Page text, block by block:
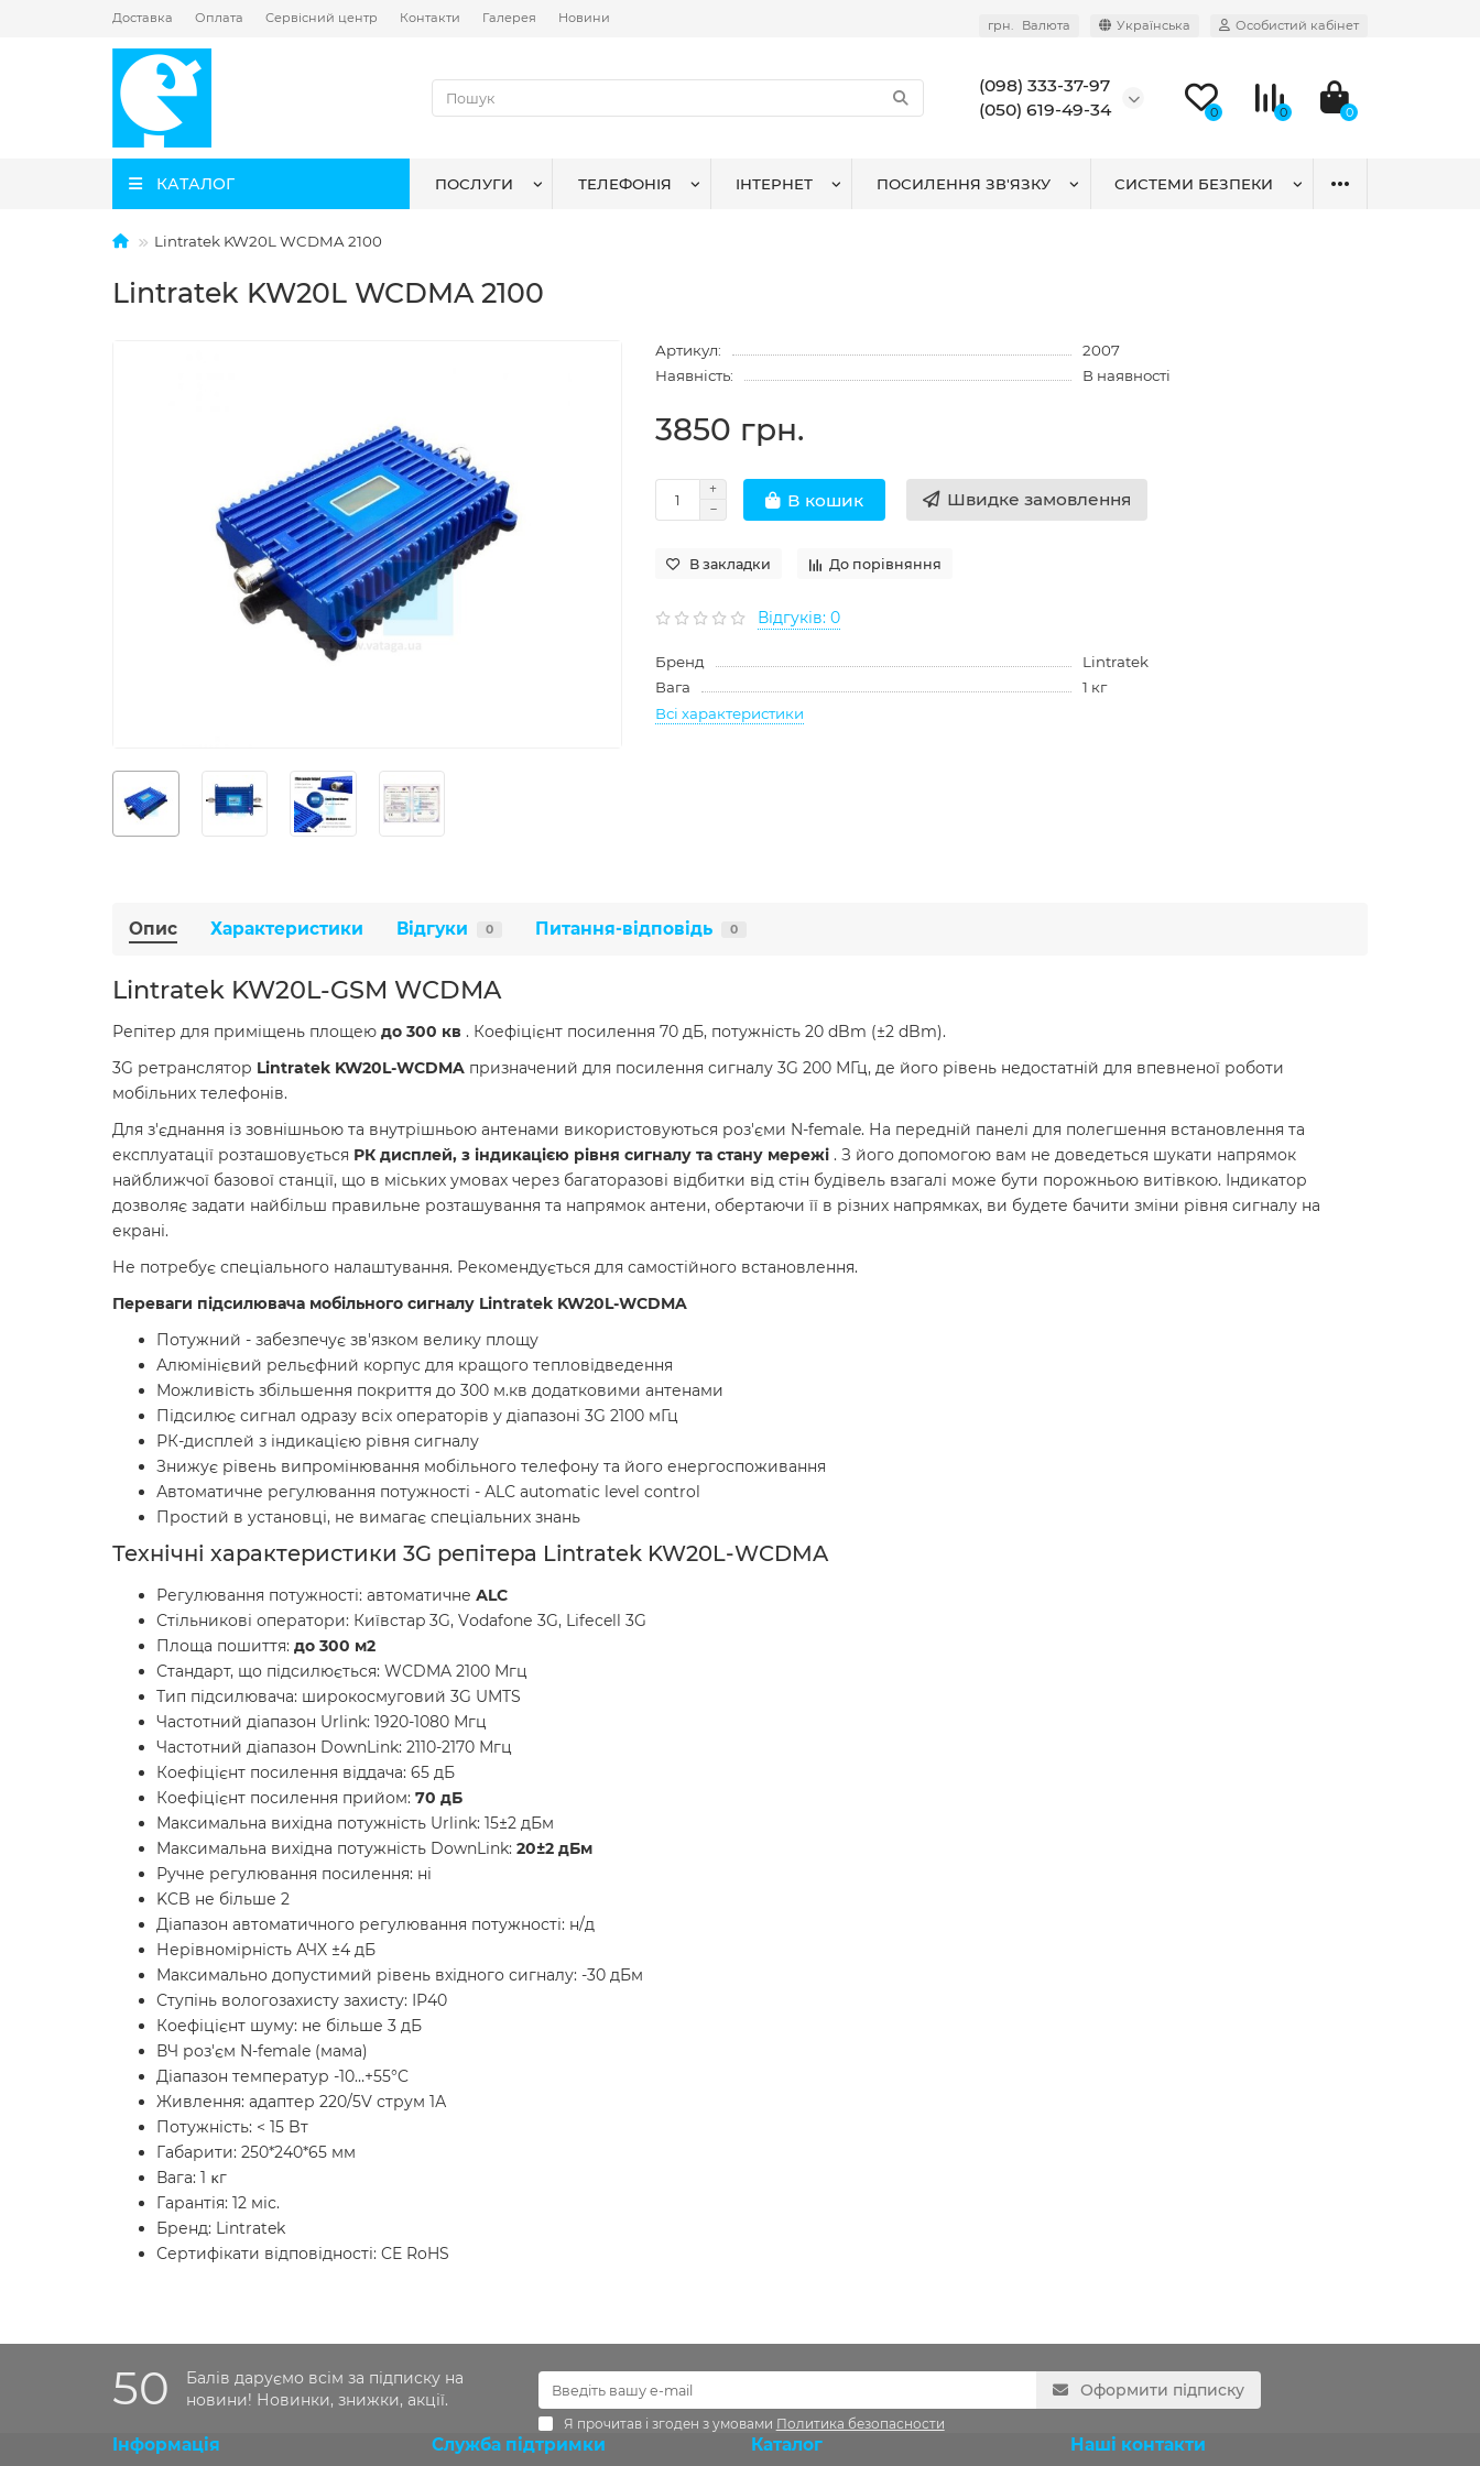
Доставка Оплата Сервісний центр Контакти Галерея Новини грн. Валюта Українська Особистий кабінет
(098) 333-37-97
(050) 619-49-34
0 0 0
КАТАЛОГ ПОСЛУГИ ТЕЛЕФОНІЯ ІНТЕРНЕТ ПОСИЛЕННЯ ЗВ'ЯЗКУ СИСТЕМИ БЕЗПЕКИ
Lintratek KW20L WCDMA 2100
Lintratek KW20L WCDMA 2100
Артикул:
2007
Наявність:
В наявності
3850 грн.
В кошик Швидке замовлення
В закладки До порівняння
Відгуків: 0
Бренд
Lintratek
Вага
1 кг
Всі характеристики
Опис Характеристики Відгуки 0 Питання-відповідь 0
Lintratek KW20L-GSM WCDMA
Репітер для приміщень площею до 300 кв . Коефіцієнт посилення 70 дБ, потужність 20 dBm (±2 dBm).
3G ретранслятор Lintratek KW20L-WCDMA призначений для посилення сигналу 3G 200 МГц, де його рівень недостатній для впевненої роботи
мобільних телефонів.
Для з'єднання із зовнішньою та внутрішньою антенами використовуються роз'єми N-female. На передній панелі для полегшення встановлення та
експлуатації розташовується РК дисплей, з індикацією рівня сигналу та стану мережі . З його допомогою вам не доведеться шукати напрямок
найближчої базової станції, що в міських умовах через багаторазові відбитки від стін будівель взагалі може бути порожньою витівкою. Індикатор
дозволяє задати найбільш правильне розташування та напрямок антени, обертаючи її в різних напрямках, ви будете бачити зміни рівня сигналу на
екрані.
Не потребує спеціального налаштування. Рекомендується для самостійного встановлення.
Переваги підсилювача мобільного сигналу Lintratek KW20L-WCDMA
Потужний - забезпечує зв'язком велику площу
Алюмінієвий рельєфний корпус для кращого тепловідведення
Можливість збільшення покриття до 300 м.кв додатковими антенами
Підсилює сигнал одразу всіх операторів у діапазоні 3G 2100 мГц
РК-дисплей з індикацією рівня сигналу
Знижує рівень випромінювання мобільного телефону та його енергоспоживання
Автоматичне регулювання потужності - АLС automatic level control
Простий в установці, не вимагає спеціальних знань
Технічні характеристики 3G репітера Lintratek KW20L-WCDMA
Регулювання потужності: автоматичне АLС
Стільникові оператори: Київcтаp 3G, Vоdаfоnе 3G, Lіfеcell 3G
Площа пошиття: до 300 м2
Стандарт, що підсилюється: WCDMA 2100 Мгц
Тип підсилювача: широкосмуговий 3G UMTS
Частотний діапазон Urlink: 1920-1080 Мгц
Частотний діапазон DоwnLink: 2110-2170 Мгц
Коефіцієнт посилення віддача: 65 дБ
Коефіцієнт посилення прийом: 70 дБ
Максимальна вихідна потужність Urlink: 15±2 дБм
Максимальна вихідна потужність DоwnLіnk: 20±2 дБм
Ручне регулювання посилення: ні
KCB не більше 2
Діапазон автоматичного регулювання потужності: н/д
Нерівномірність АЧX ±4 дБ
Максимально допустимий рівень вхідного сигналу: -30 дБм
Ступінь вологозахисту захисту: ІР40
Коефіцієнт шуму: не більше 3 дБ
ВЧ роз'єм N-female (мама)
Діапазон температур -10…+55°C
Живлення: адаптер 220/5V струм 1А
Потужність: < 15 Bт
Габарити: 250*240*65 мм
Вага: 1 ĸг
Гарантія: 12 міс.
Бренд: Lintratek
Сертифікати відповідності: CE RoHS
50
Балів даруємо всім за підписку на
новини! Новинки, знижки, акції.
Оформити підписку
Я прочитав і згоден з умовами Политика безопасности
Інформація Служба підтримки Каталог Наші контакти